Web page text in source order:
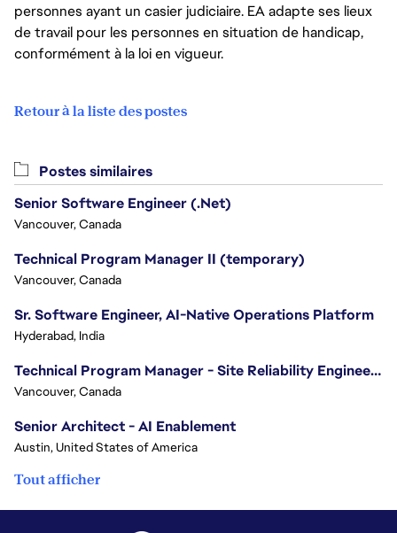
personnes ayant un casier judiciaire. EA adapte ses lieux
de travail pour les personnes en situation de handicap,
conformément à la loi en vigueur.
Retour à la liste des postes
Postes similaires
Senior Software Engineer (.Net)
Vancouver, Canada
Technical Program Manager II (temporary)
Vancouver, Canada
Sr. Software Engineer, AI-Native Operations Platform
Hyderabad, India
Technical Program Manager - Site Reliability Engineering (SRE)
Vancouver, Canada
Senior Architect - AI Enablement
Austin, United States of America
Tout afficher